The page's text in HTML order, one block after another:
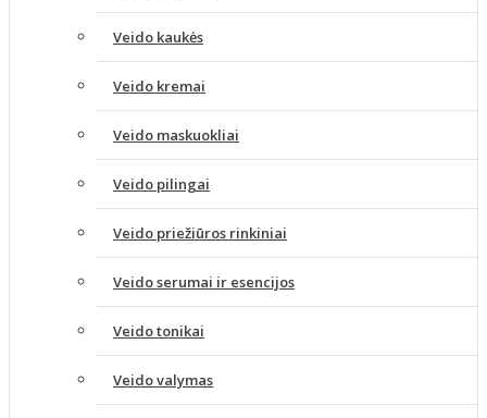
Veido kaukės
Veido kremai
Veido maskuokliai
Veido pilingai
Veido priežiūros rinkiniai
Veido serumai ir esencijos
Veido tonikai
Veido valymas